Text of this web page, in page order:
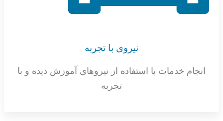
نیروی با تجربه
انجام خدمات با استفاده از نیروهای آموزش دیده و با
تجربه